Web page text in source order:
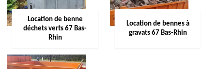
Location de benne
déchets verts 67 Bas-
Rhin
Location de bennes à
gravats 67 Bas-Rhin